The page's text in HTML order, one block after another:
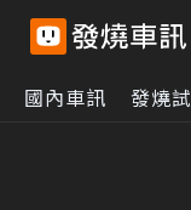
國內車訊 發燒